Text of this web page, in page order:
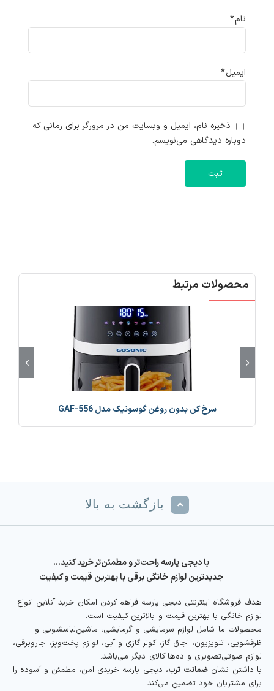
نام*
ایمیل*
ذخیره نام، ایمیل و وبسایت من در مرورگر برای زمانی که
دوباره دیدگاهی می‌نویسم.
محصولات مرتبط
سرخ کن بدون روغن گوسونیک مدل GAF-556
بازگشت به بالا
با دیجی پارسه راحت‌تر و مطمئن‌تر خرید کنید…
جدیدترین لوازم خانگی برقی با بهترین قیمت و کیفیت
هدف فروشگاه اینترنتی دیجی پارسه فراهم کردن امکان خرید آنلاین انواع
لوازم خانگی با بهترین قیمت و بالاترین کیفیت است.
محصولات ما شامل لوازم سرمایشی و گرمایشی، ماشین‌لباسشویی و
ظرفشویی، تلویزیون، اجاق گاز، کولر گازی و آبی، لوازم پخت‌وپز، جاروبرقی،
لوازم صوتی‌تصویری و ده‌ها کالای دیگر می‌باشد.
با داشتن نشان ضمانت ترب، دیجی پارسه خریدی امن، مطمئن و آسوده را
برای مشتریان خود تضمین می‌کند.